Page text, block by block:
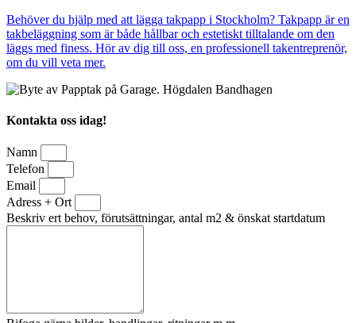
Behöver du hjälp med att lägga takpapp i Stockholm? Takpapp är en
takbeläggning som är både hållbar och estetiskt tilltalande om den
läggs med finess. Hör av dig till oss, en professionell takentreprenör,
om du vill veta mer.
Kontakta oss idag!
Namn
Telefon
Email
Adress + Ort
Beskriv ert behov, förutsättningar, antal m2 & önskat startdatum